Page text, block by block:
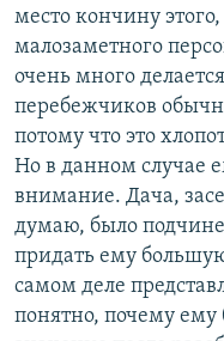
место кончину
малозаметного
очень много
перебежчиков
потому что это
Но в данном случае
внимание. Дача,
думаю, было
придать ему
самом деле
понятно, почему ему